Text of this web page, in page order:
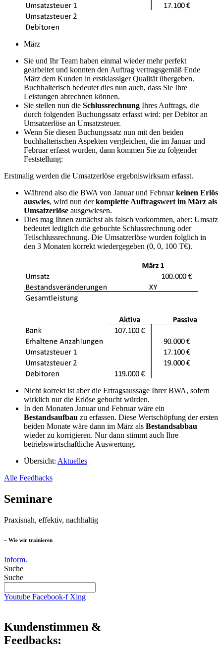
März
Sie und Ihr Team haben einmal wieder mehr perfekt
gearbeitet und konnten den Auftrag vertragsgemäß Ende
März dem Kunden in erstklassiger Qualität übergeben.
Buchhalterisch bedeutet dies nun auch, dass Sie Ihre
Leistungen abrechnen können.
Sie stellen nun die Schlussrechnung Ihres Auftrags, die
durch folgenden Buchungssatz erfasst wird: per Debitor an
Umsatzerlöse an Umsatzsteuer.
Wenn Sie diesen Buchungssatz nun mit den beiden
buchhalterischen Aspekten vergleichen, die im Januar und
Februar erfasst wurden, dann kommen Sie zu folgender
Feststellung:
Erstmalig werden die Umsatzerlöse ergebniswirksam erfasst.
Während also die BWA von Januar und Februarkeinen Erlös
auswies, wird nun derkomplette Auftragswert im März als
Umsatzerlöse ausgewiesen.
Dies mag Ihnen zunächst als falsch vorkommen, aber: Umsatz
bedeutet lediglich die gebuchte Schlussrechnung oder
Teilschlussrechnung. Die Umsatzerlöse wurden folglich in
den 3 Monaten korrekt wiedergegeben (0, 0, 100 T€).
Nicht korrekt ist aber die Ertragsaussage Ihrer BWA, sofern
wirklich nur die Erlöse gebucht würden.
In den Monaten Januar und Februar wäre ein
Bestandsaufbau zu erfassen. Diese Wertschöpfung der ersten
beiden Monate wäre dann im März als Bestandsabbau
wieder zu korrigieren. Nur dann stimmt auch Ihre
betriebswirtschaftliche Auswertung.
Übersicht: Aktuelles
Alle Feedbacks
Seminare
Praxisnah, effektiv, nachhaltig
– Wie wir trainieren
Inform.
Suche
Suche
Youtube Facebook-f Xing
Kundenstimmen &
Feedbacks: